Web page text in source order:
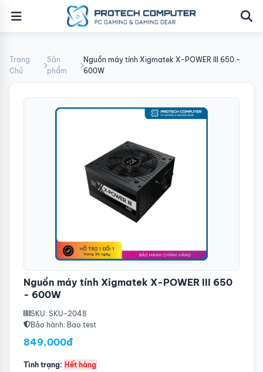
Trang
Chủ
Sản
phẩm
Nguồn máy tính Xigmatek X-POWER III 650 -
600W
Nguồn máy tính Xigmatek X-POWER III 650
- 600W
SKU: SKU-2048
Bảo hành: Bao test
849,000đ
Tình trạng: Hết hàng